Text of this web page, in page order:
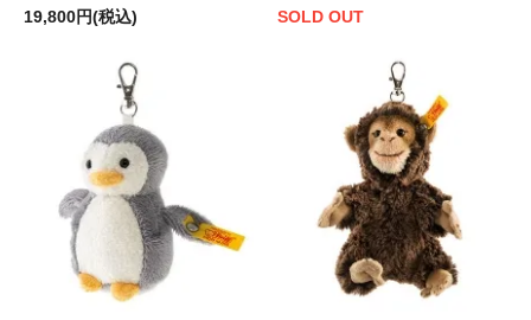
19,800円(税込)
SOLD OUT